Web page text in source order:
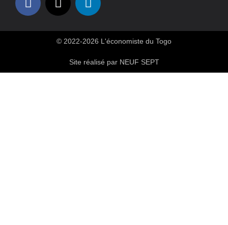
© 2022-2026 L'économiste du Togo
Site réalisé par NEUF SEPT